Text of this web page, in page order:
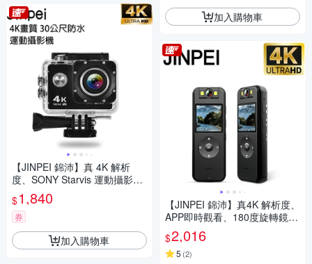
【JINPEI 錦沛】真 4K 解析
度、SONY Starvis 運動攝影
機、防水型 、APP即時傳輸、
防抖動 JS-07B
$1,840
券
加入購物車
加入購物車
【JINPEI 錦沛】真4K 解析度、
APP即時觀看、180度旋轉鏡
頭、自行車錄影、針孔攝影機
微型攝影機密錄器
$2,016
5 (2)